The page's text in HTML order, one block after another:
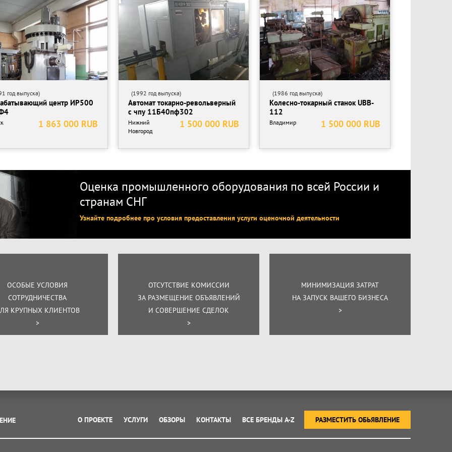
x Ø40;
год выпуска)
центр ИР500
1 863 000 RUB
(1992 год выпуска)
Автомат токарно-револьверный
с чпу 11Б40пф302
1 500 000 RUB
Нижний
Новгород
(1986 год выпуска)
Колесно-токарный станок UBB-
112
1 500 000 RUB
Владимир
Оценка промышленного оборудования по всей России и
странам СНГ
Узнайте подробнее про условия предоставления услуги оценочной деятельности
ОСОБЫЕ УСЛОВИЯ
СОТРУДНИЧЕСТВА
КРУПНЫХ КЛИЕНТОВ
>
ОТСУТСТВИЕ КОМИССИИ
ЗА РАЗМЕЩЕНИЕ ОБЪЯВЛЕНИЙ
И СОВЕРШЕНИЕ СДЕЛОК
>
МИНИМИЗАЦИЯ ЗАТРАТ
НА ЗАПУСК ВАШЕГО БИЗНЕСА
>
РАЗМЕСТИТЬ ОБЬЯВЛЕНИЕ
О ПРОЕКТЕ УСЛУГИ ОБЗОРЫ КОНТАКТЫ ВСЕ БРЕНДЫ A-Z